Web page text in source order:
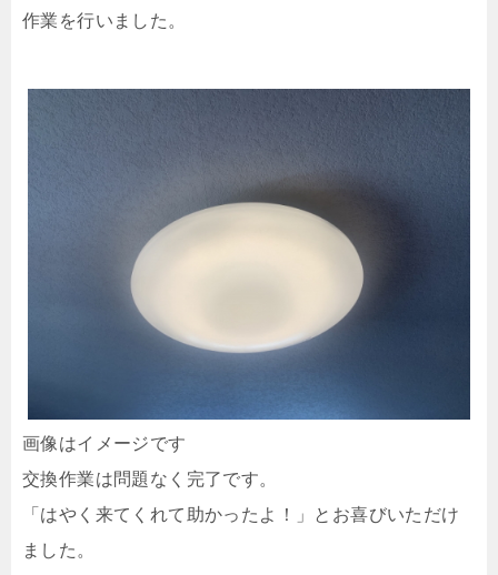
作業を行いました。
画像はイメージです
交換作業は問題なく完了です。
「はやく来てくれて助かったよ！」とお喜びいただけ
ました。